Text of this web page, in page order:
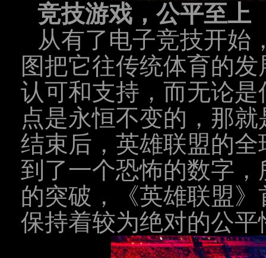
竞技游戏，公平至上
从有了电子竞技开始
图把它往传统体育的
认可和支持，而无论
点是永恒不变的，那
结束后，英雄联盟的
到了一个恐怖的数字
的突破，《英雄联盟
保持着较为绝对的公平